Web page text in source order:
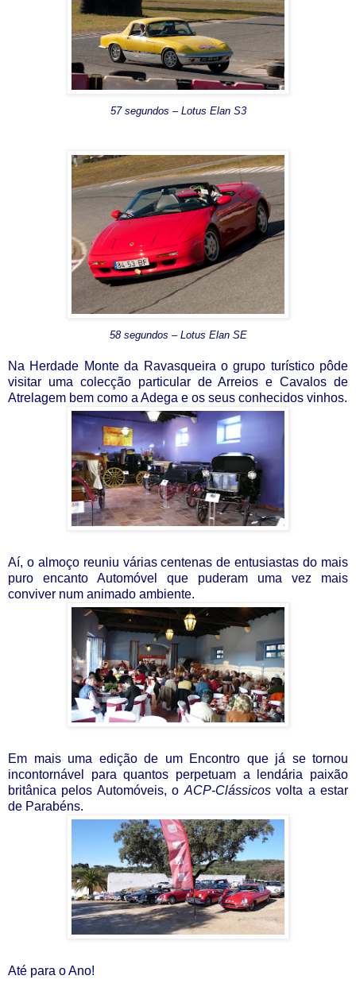
57 segundos – Lotus Elan S3
58 segundos – Lotus Elan SE
Na Herdade Monte da Ravasqueira o grupo turístico pôde
visitar uma colecção particular de Arreios e Cavalos de
Atrelagem bem como a Adega e os seus conhecidos vinhos.
Aí, o almoço reuniu várias centenas de entusiastas do mais
puro encanto Automóvel que puderam uma vez mais
conviver num animado ambiente.
Em mais uma edição de um Encontro que já se tornou
incontornável para quantos perpetuam a lendária paixão
britânica pelos Automóveis, o ACP-Clássicosvolta a estar
de Parabéns.
Até para o Ano!